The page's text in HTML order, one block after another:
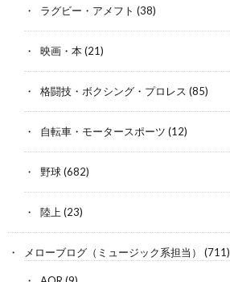
ラグビー・アメフト (38)
映画・本(21)
格闘技・ボクシング・プロレス (85)
自転車・モータースポーツ (12)
野球(682)
陸上 (23)
メローブログ（ミュージック系担当） (711)